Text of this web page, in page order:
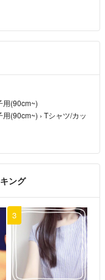
用(90cm~)
用(90cm~) › Tシャツ/カッ
ング
3